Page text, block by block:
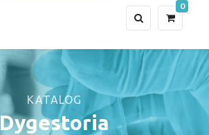
0
KATALOG
Dygestoria